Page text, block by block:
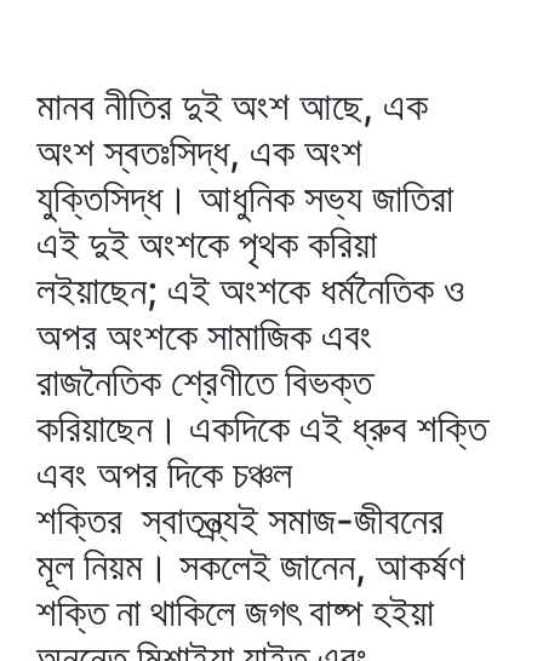
মানব নীতির দুই অংশ আছে, এক
অংশ স্বতঃসিদ্ধ, এক অংশ
যুক্তিসিদ্ধ। আধুনিক সভ্য জাতিরা
এই দুই অংশকে পৃথক করিয়া
লইয়াছেন; এই অংশকে ধর্মনৈতিক ও
অপর অংশকে সামাজিক এবং
রাজনৈতিক শ্রেণীতে বিভক্ত
করিয়াছেন। একদিকে এই ধ্রুব শক্তি
এবং অপর দিকে চঞ্চল
শক্তির স্বাতন্ত্র্যই সমাজ-জীবনের
মূল নিয়ম। সকলেই জানেন, আকর্ষণ
শক্তি না থাকিলে জগৎ বাষ্প হইয়া